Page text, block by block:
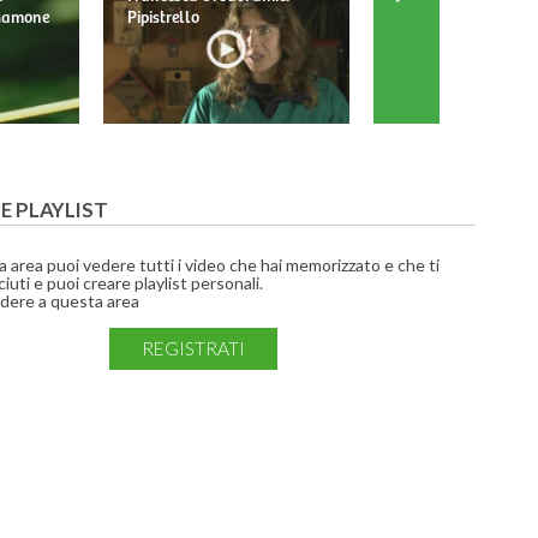
Pipistrello
PLAYLIST
area puoi vedere tutti i video che hai memorizzato e che ti
e puoi creare playlist personali.
a questa area
REGISTRATI